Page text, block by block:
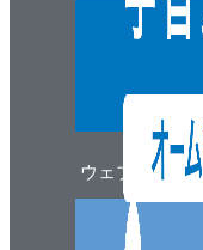
ウェブマガジン